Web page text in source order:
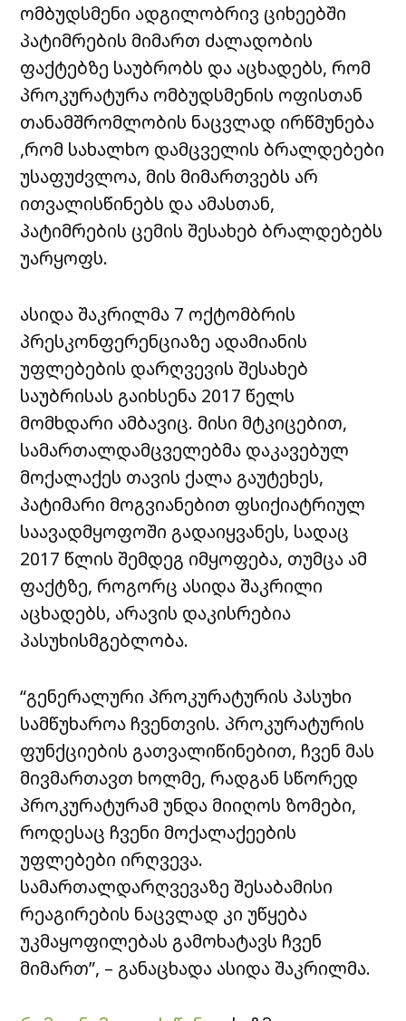
ომბუდსმენი ადგილობრივ ციხეებში
პატიმრების მიმართ ძალადობის
ფაქტებზე საუბრობს და აცხადებს, რომ
პროკურატურა ომბუდსმენის ოფისთან
თანამშრომლობის ნაცვლად ირწმუნება
,რომ სახალხო დამცველის ბრალდებები
უსაფუძვლოა, მის მიმართვებს არ
ითვალისწინებს და ამასთან,
პატიმრების ცემის შესახებ ბრალდებებს
უარყოფს.
ასიდა შაკრილმა 7 ოქტომბრის
პრესკონფერენციაზე ადამიანის
უფლებების დარღვევის შესახებ
საუბრისას გაიხსენა 2017 წელს
მომხდარი ამბავიც. მისი მტკიცებით,
სამართალდამცველებმა დაკავებულ
მოქალაქეს თავის ქალა გაუტეხეს,
პატიმარი მოგვიანებით ფსიქიატრიულ
საავადმყოფოში გადაიყვანეს, სადაც
2017 წლის შემდეგ იმყოფება, თუმცა ამ
ფაქტზე, როგორც ასიდა შაკრილი
აცხადებს, არავის დაკისრებია
პასუხისმგებლობა.
“გენერალური პროკურატურის პასუხი
სამწუხაროა ჩვენთვის. პროკურატურის
ფუნქციების გათვალიწინებით, ჩვენ მას
მივმართავთ ხოლმე, რადგან სწორედ
პროკურატურამ უნდა მიიღოს ზომები,
როდესაც ჩვენი მოქალაქეების
უფლებები ირღვევა.
სამართალდარღვევაზე შესაბამისი
რეაგირების ნაცვლად კი უწყება
უკმაყოფილებას გამოხატავს ჩვენ
მიმართ”, – განაცხადა ასიდა შაკრილმა.